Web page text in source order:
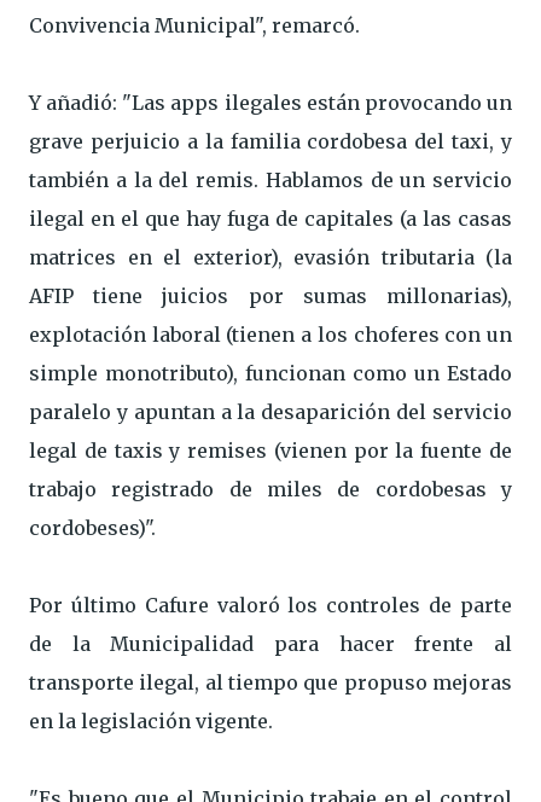
Convivencia Municipal", remarcó.
Y añadió: "Las apps ilegales están provocando un
grave perjuicio a la familia cordobesa del taxi, y
también a la del remis. Hablamos de un servicio
ilegal en el que hay fuga de capitales (a las casas
matrices en el exterior), evasión tributaria (la
AFIP tiene juicios por sumas millonarias),
explotación laboral (tienen a los choferes con un
simple monotributo), funcionan como un Estado
paralelo y apuntan a la desaparición del servicio
legal de taxis y remises (vienen por la fuente de
trabajo registrado de miles de cordobesas y
cordobeses)".
Por último Cafure valoró los controles de parte
de la Municipalidad para hacer frente al
transporte ilegal, al tiempo que propuso mejoras
en la legislación vigente.